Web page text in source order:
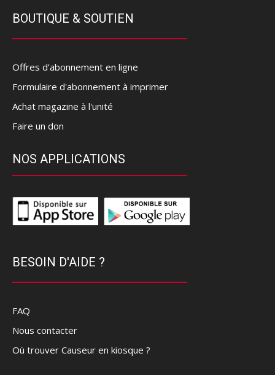
BOUTIQUE & SOUTIEN
Offres d’abonnement en ligne
Formulaire d'abonnement à imprimer
Achat magazine à l'unité
Faire un don
NOS APPLICATIONS
BESOIN D'AIDE ?
FAQ
Nous contacter
Où trouver Causeur en kiosque ?